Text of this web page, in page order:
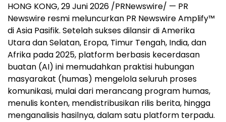
HONG KONG, 29 Juni 2026 /PRNewswire/ — PR
Newswire resmi meluncurkan PR Newswire Amplify™
di Asia Pasifik. Setelah sukses dilansir di Amerika
Utara dan Selatan, Eropa, Timur Tengah, India, dan
Afrika pada 2025, platform berbasis kecerdasan
buatan (AI) ini memudahkan praktisi hubungan
masyarakat (humas) mengelola seluruh proses
komunikasi, mulai dari merancang program humas,
menulis konten, mendistribusikan rilis berita, hingga
menganalisis hasilnya, dalam satu platform terpadu.